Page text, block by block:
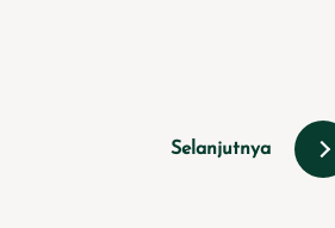
Selanjutnya